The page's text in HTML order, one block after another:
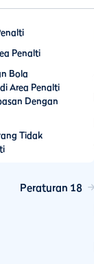
Penalti
Bola
Area Penalti
Dengan
Tidak
dari
Peraturan 18